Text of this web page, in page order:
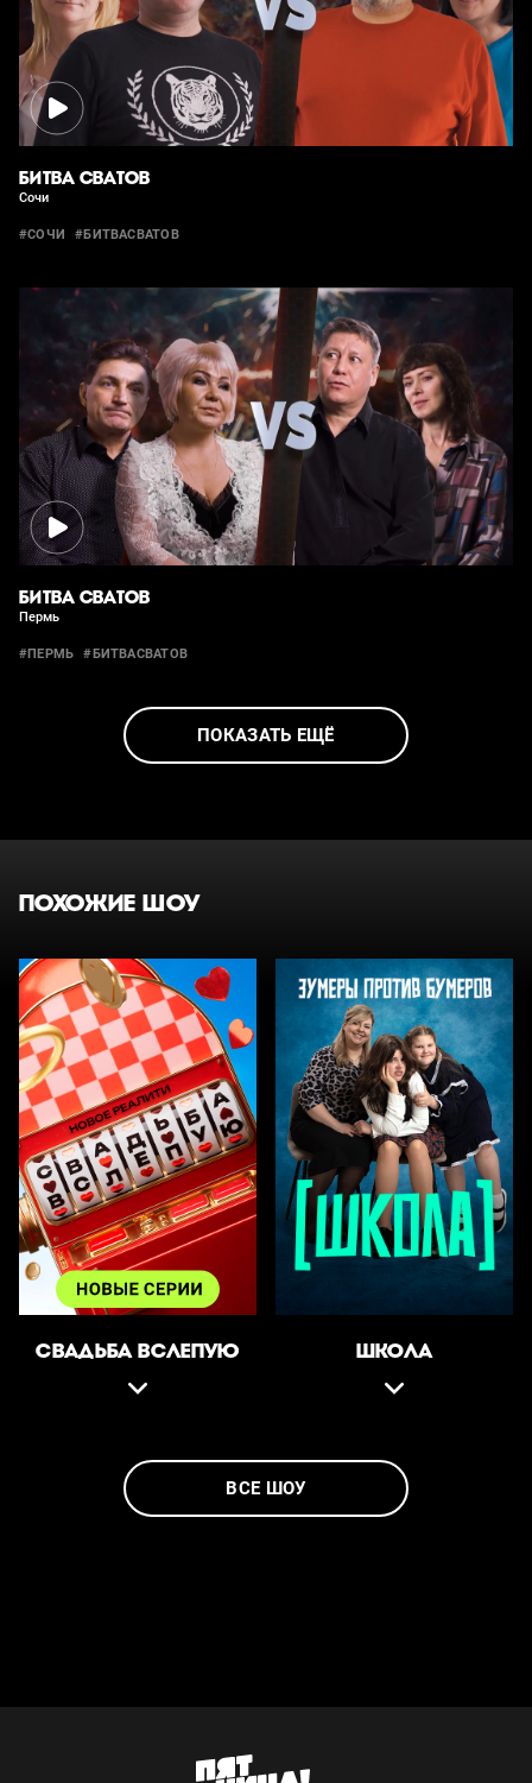
БИТВА СВАТОВ
Сочи
#СОЧИ #БИТВАСВАТОВ
БИТВА СВАТОВ
Пермь
#ПЕРМЬ #БИТВАСВАТОВ
ПОКАЗАТЬ ЕЩЁ
ПОХОЖИЕ ШОУ
СВАДЬБА ВСЛЕПУЮ ШКОЛА
ВСЕ ШОУ